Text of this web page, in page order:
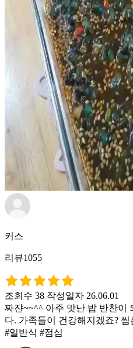
커스
리뷰1055
조회수 38 작성일자 26.06.01
짜쟌~~^^ 아주 맛난 밥 반찬이
다. 가족들이 건강해지겠죠?
#일반식 #점심